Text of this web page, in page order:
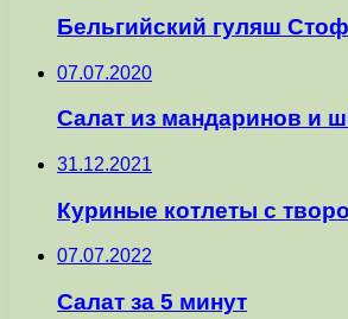
Бельгийский гуляш
07.07.2020
Салат из мандаринов и
31.12.2021
Куриные котлеты с
07.07.2022
Салат за 5 минут